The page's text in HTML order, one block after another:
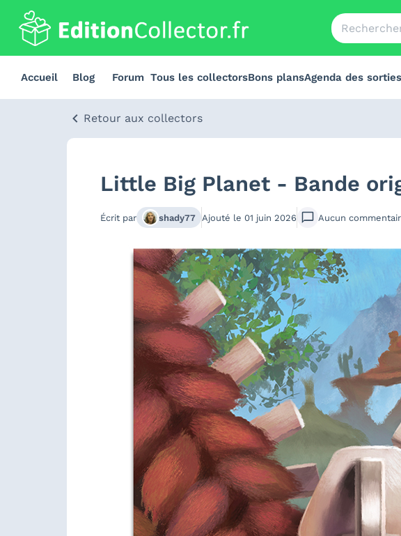
Accueil Blog Forum Tous les collectorsBons plansAgenda des sorties
Retour aux collectors
Little Big Planet - Bande
Écrit par shady77 Ajouté le 01 juin 2026 Aucun